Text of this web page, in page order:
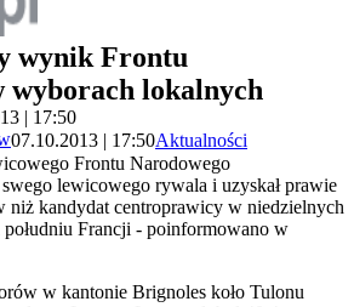
wynik Frontu
wyborach lokalnych
| 17:50
07.10.2013 | 17:50Aktualności
Frontu Narodowego
lewicowego rywala i uzyskał prawie
niż kandydat centroprawicy w niedzielnych
Francji - poinformowano w
w kantonie Brignoles koło Tulonu